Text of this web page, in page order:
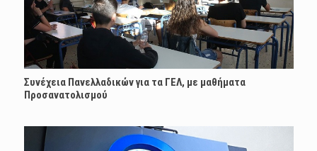
Συνέχεια Πανελλαδικών για τα ΓΕΛ, με μαθήματα
Προσανατολισμού